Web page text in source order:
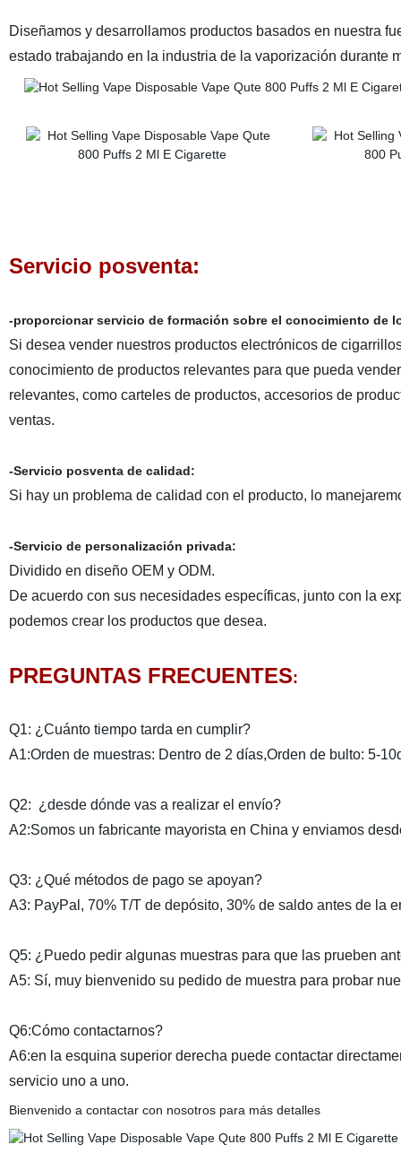
Diseñamos y desarrollamos productos basados en nuestra
estado trabajando en la industria de la vaporización durante
Servicio posventa:
-proporcionar servicio de formación sobre el conocimiento de
Si desea vender nuestros productos electrónicos de
conocimiento de productos relevantes para que pueda
relevantes, como carteles de productos, accesorios de
ventas.
-Servicio posventa de calidad:
Si hay un problema de calidad con el producto, lo
-Servicio de personalización privada:
Dividido en diseño OEM y ODM.
De acuerdo con sus necesidades específicas, junto con la
podemos crear los productos que desea.
PREGUNTAS FRECUENTES:
Q1: ¿Cuánto tiempo tarda en cumplir?
A1:Orden de muestras: Dentro de 2 días,Orden de bulto: 5-
Q2: ¿desde dónde vas a realizar el envío?
A2:Somos un fabricante mayorista en China y enviamos
Q3: ¿Qué métodos de pago se apoyan?
A3: PayPal, 70% T/T de depósito, 30% de saldo antes de la
Q5: ¿Puedo pedir algunas muestras para que las prueben
A5: Sí, muy bienvenido su pedido de muestra para probar
Q6:Cómo contactarnos?
A6:en la esquina superior derecha puede contactar
servicio uno a uno.
Bienvenido a contactar con nosotros para más detalles